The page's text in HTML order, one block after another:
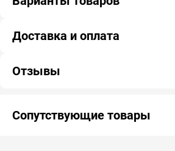
Доставка и оплата
Отзывы
Сопутствующие товары